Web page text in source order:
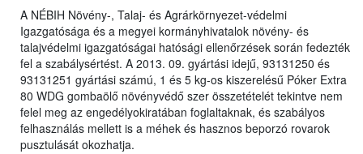
A NÉBIH Növény-, Talaj- és Agrárkörnyezet-védelmi
Igazgatósága és a megyei kormányhivatalok növény- és
talajvédelmi igazgatóságai hatósági ellenőrzések során fedezték
fel a szabálysértést. A 2013. 09. gyártási idejű, 93131250 és
93131251 gyártási számú, 1 és 5 kg-os kiszerelésű Póker Extra
80 WDG gombaölő növényvédő szer összetételét tekintve nem
felel meg az engedélyokiratában foglaltaknak, és szabályos
felhasználás mellett is a méhek és hasznos beporzó rovarok
pusztulását okozhatja.